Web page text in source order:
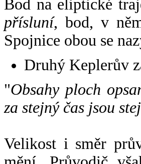
Bod na eliptické
přísluní, bod, v
Spojnice obou se
Druhý Keplerův
"Obsahy ploch
za stejný čas jsou
Velikost i směr